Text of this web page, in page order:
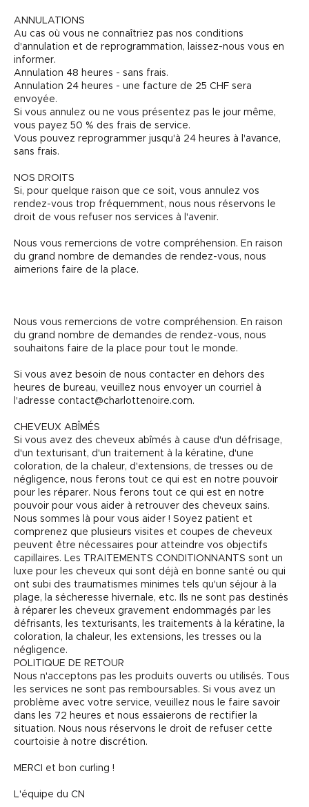
ANNULATIONS
Au cas où vous ne connaîtriez pas nos conditions
d'annulation et de reprogrammation, laissez-nous vous en
informer.
Annulation 48 heures - sans frais.
Annulation 24 heures - une facture de 25 CHF sera
envoyée.
Si vous annulez ou ne vous présentez pas le jour même,
vous payez 50 % des frais de service.
Vous pouvez reprogrammer jusqu'à 24 heures à l'avance,
sans frais.
NOS DROITS
Si, pour quelque raison que ce soit, vous annulez vos
rendez-vous trop fréquemment, nous nous réservons le
droit de vous refuser nos services à l'avenir.
Nous vous remercions de votre compréhension. En raison
du grand nombre de demandes de rendez-vous, nous
aimerions faire de la place.
Nous vous remercions de votre compréhension. En raison
du grand nombre de demandes de rendez-vous, nous
souhaitons faire de la place pour tout le monde.
Si vous avez besoin de nous contacter en dehors des
heures de bureau, veuillez nous envoyer un courriel à
l'adresse contact@charlottenoire.com.
CHEVEUX ABÎMÉS
Si vous avez des cheveux abîmés à cause d'un défrisage,
d'un texturisant, d'un traitement à la kératine, d'une
coloration, de la chaleur, d'extensions, de tresses ou de
négligence, nous ferons tout ce qui est en notre pouvoir
pour les réparer. Nous ferons tout ce qui est en notre
pouvoir pour vous aider à retrouver des cheveux sains.
Nous sommes là pour vous aider ! Soyez patient et
comprenez que plusieurs visites et coupes de cheveux
peuvent être nécessaires pour atteindre vos objectifs
capillaires. Les TRAITEMENTS CONDITIONNANTS sont un
luxe pour les cheveux qui sont déjà en bonne santé ou qui
ont subi des traumatismes minimes tels qu'un séjour à la
plage, la sécheresse hivernale, etc. Ils ne sont pas destinés
à réparer les cheveux gravement endommagés par les
défrisants, les texturisants, les traitements à la kératine, la
coloration, la chaleur, les extensions, les tresses ou la
négligence.
POLITIQUE DE RETOUR
Nous n'acceptons pas les produits ouverts ou utilisés. Tous
les services ne sont pas remboursables. Si vous avez un
problème avec votre service, veuillez nous le faire savoir
dans les 72 heures et nous essaierons de rectifier la
situation. Nous nous réservons le droit de refuser cette
courtoisie à notre discrétion.
MERCI et bon curling !
L'équipe du CN